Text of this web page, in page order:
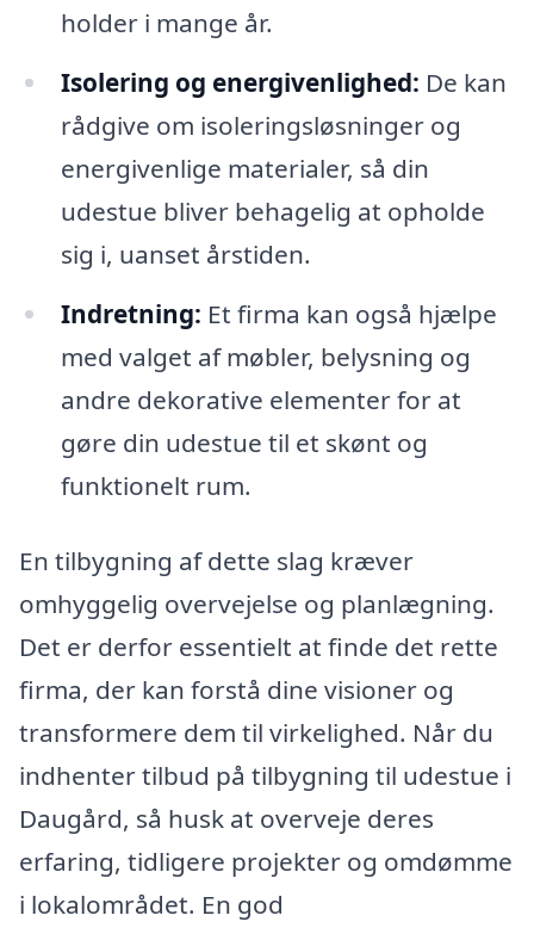
holder i mange år.
Isolering og energivenlighed: De kan
rådgive om isoleringsløsninger og
energivenlige materialer, så din
udestue bliver behagelig at opholde
sig i, uanset årstiden.
Indretning: Et firma kan også hjælpe
med valget af møbler, belysning og
andre dekorative elementer for at
gøre din udestue til et skønt og
funktionelt rum.
En tilbygning af dette slag kræver
omhyggelig overvejelse og planlægning.
Det er derfor essentielt at finde det rette
firma, der kan forstå dine visioner og
transformere dem til virkelighed. Når du
indhenter tilbud på tilbygning til udestue i
Daugård, så husk at overveje deres
erfaring, tidligere projekter og omdømme
i lokalområdet. En god